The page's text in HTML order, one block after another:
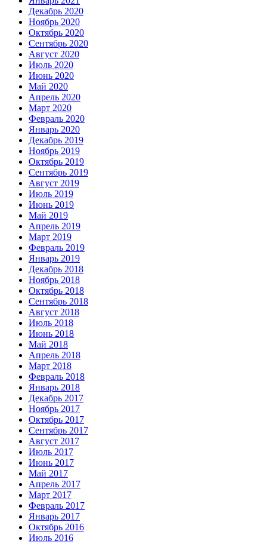
Декабрь 2020
Ноябрь 2020
Октябрь 2020
Сентябрь 2020
Август 2020
Июль 2020
Июнь 2020
Май 2020
Апрель 2020
Март 2020
Февраль 2020
Январь 2020
Декабрь 2019
Ноябрь 2019
Октябрь 2019
Сентябрь 2019
Август 2019
Июль 2019
Июнь 2019
Май 2019
Апрель 2019
Март 2019
Февраль 2019
Январь 2019
Декабрь 2018
Ноябрь 2018
Октябрь 2018
Сентябрь 2018
Август 2018
Июль 2018
Июнь 2018
Май 2018
Апрель 2018
Март 2018
Февраль 2018
Январь 2018
Декабрь 2017
Ноябрь 2017
Октябрь 2017
Сентябрь 2017
Август 2017
Июль 2017
Июнь 2017
Май 2017
Апрель 2017
Март 2017
Февраль 2017
Январь 2017
Октябрь 2016
Июль 2016